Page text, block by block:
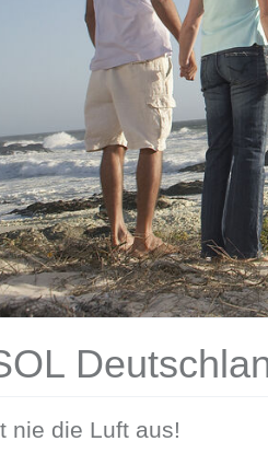
nie die Luft aus!